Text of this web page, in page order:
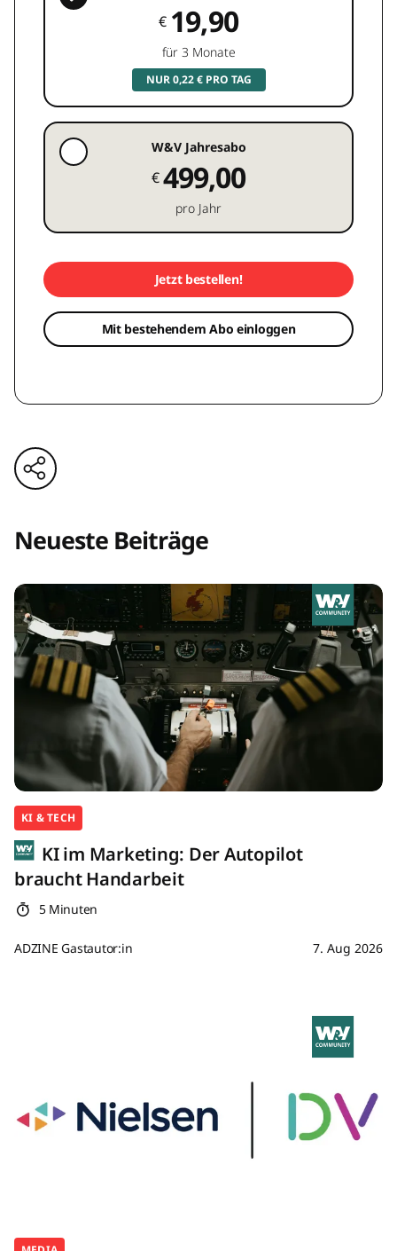
€ 19,90
für 3 Monate
NUR 0,22 € PRO TAG
W&V Jahresabo
€499,00
pro Jahr
Jetzt bestellen!
Mit bestehendem Abo einloggen
Neueste Beiträge
KI & TECH
KI im Marketing: Der Autopilot
braucht Handarbeit
5 Minuten
ADZINE Gastautor:in 7. Aug 2026